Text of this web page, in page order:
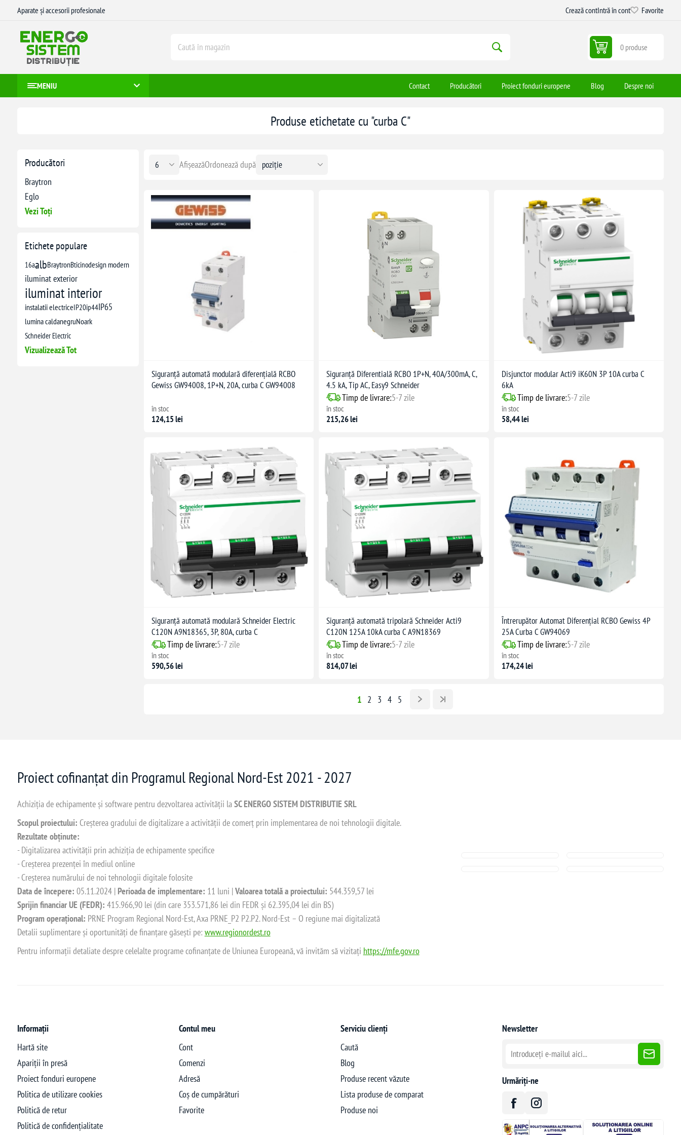
Aparate și accesorii profesionale Crează contIntră în cont Favorite
0 produse
MENIU Contact Producători Proiect fonduri europene Blog Despre noi
Producători
Braytron
Eglo
Vezi Toți
Etichete populare
16aalbBraytronBticinodesign modern
iluminat exterior
iluminat interior
instalatii electriceIP20ip44IP65
lumina caldanegruNoark
Schneider Electric
Vizualizează Tot
Produse etichetate cu "curba C"
Ordonează după
Afișează
Siguranță automată modulară diferențială RCBO
Gewiss GW94008, 1P+N, 20A, curba C GW94008
în stoc
124,15 lei
Siguranță Diferentială RCBO 1P+N, 40A/300mA, C,
4.5 kA, Tip AC, Easy9 Schneider
Timp de livrare:5-7 zile
în stoc
215,26 lei
Disjunctor modular Acti9 iK60N 3P 10A curba C
6kA
Timp de livrare:5-7 zile
în stoc
58,44 lei
Siguranță automată modulară Schneider Electric
C120N A9N18365, 3P, 80A, curba C
Timp de livrare:5-7 zile
în stoc
590,56 lei
Siguranță automată tripolară Schneider Acti9
C120N 125A 10kA curba C A9N18369
Timp de livrare:5-7 zile
în stoc
814,07 lei
Întrerupător Automat Diferențial RCBO Gewiss 4P
25A Curba C GW94069
Timp de livrare:5-7 zile
în stoc
174,24 lei
1 2 3 4 5
Proiect cofinanțat din Programul Regional Nord-Est 2021 - 2027
Achiziția de echipamente și software pentru dezvoltarea activității laSC ENERGO SISTEM DISTRIBUTIE SRL
Scopul proiectului: Creșterea gradului de digitalizare a activității de comerț prin implementarea de noi tehnologii digitale.
Rezultate obținute:
- Digitalizarea activității prin achiziția de echipamente specifice
- Creșterea prezenței în mediul online
- Creșterea numărului de noi tehnologii digitale folosite
Data de începere: 05.11.2024 | Perioada de implementare: 11 luni |Valoarea totală a proiectului: 544.359,57 lei
Sprijin financiar UE (FEDR): 415.966,90 lei (din care 353.571,86 lei din FEDR și 62.395,04 lei din BS)
Program operațional: PRNE Program Regional Nord-Est, Axa PRNE_P2 P2.P2. Nord-Est – O regiune mai digitalizată
Detalii suplimentare și oportunități de finanțare găsești pe: www.regionordest.ro
Pentru informații detaliate despre celelalte programe cofinanțate de Uniunea Europeană, vă invităm să vizitați https://mfe.gov.ro
Informații
Hartă site
Apariții în presă
Proiect fonduri europene
Politica de utilizare cookies
Politică de retur
Politică de confidențialitate
Contul meu
Cont
Comenzi
Adresă
Coș de cumpărături
Favorite
Serviciu clienți
Caută
Blog
Produse recent văzute
Lista produse de comparat
Produse noi
Newsletter
Urmăriți-ne